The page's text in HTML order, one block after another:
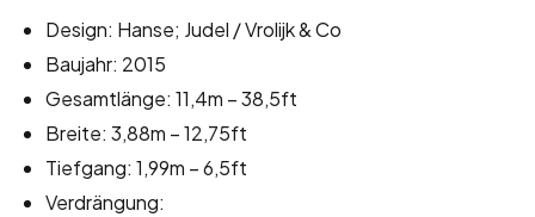
Design: Hanse; Judel / Vrolijk & Co
Baujahr: 2015
Gesamtlänge: 11,4m – 38,5ft
Breite: 3,88m – 12,75ft
Tiefgang: 1,99m – 6,5ft
Verdrängung: